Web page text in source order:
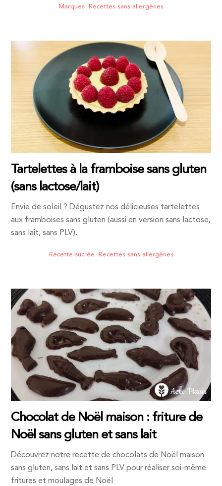
Marques, Recettes sans allergènes
Tartelettes à la framboise sans gluten
(sans lactose/lait)
Envie de soleil ? Dégustez nos délicieuses tartelettes
aux framboises sans gluten (aussi en version sans lactose,
sans lait, sans PLV).
Recette sucrée Recettes sans allergènes
Chocolat de Noël maison : friture de
Noël sans gluten et sans lait
Découvrez notre recette de chocolats de Noël maison
sans gluten, sans lait et sans PLV pour réaliser soi-même
fritures et moulages de Noël